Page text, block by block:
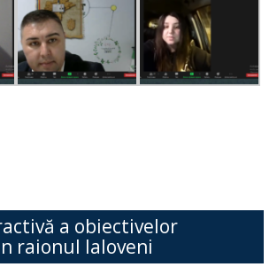
a obiectivelor
raionul Ialoveni